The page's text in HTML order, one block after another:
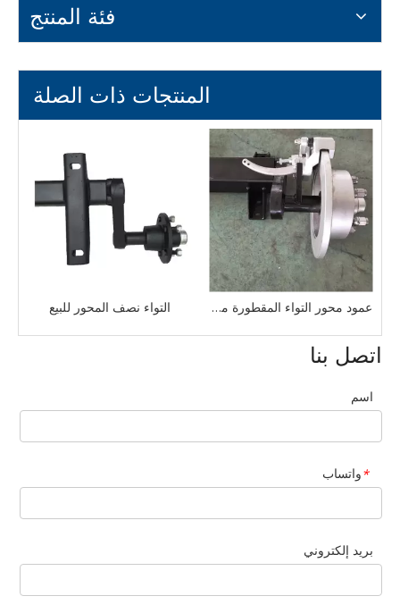
فئة المنتج
المنتجات ذات الصلة
التواء نصف المحور للبيع عمود محور التواء المقطورة مع فرامل قرصية هيدروليكية
اتصل بنا
اسم
*واتساب
بريد إلكتروني